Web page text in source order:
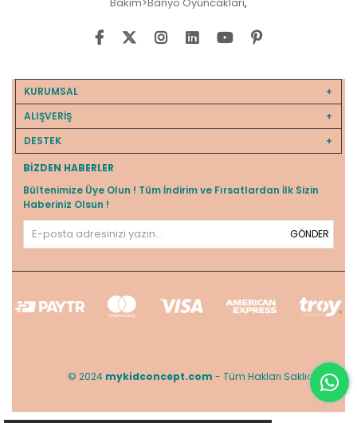
KURUMSAL
ALIŞVERİŞ
DESTEK
BIZDEN HABERLER
Bültenimize Üye Olun ! Tüm İndirim ve Fırsatlardan İlk Sizin
Haberiniz Olsun !
GÖNDER
© 2024 mykidconcept.com - Tüm Hakları Saklıdır.